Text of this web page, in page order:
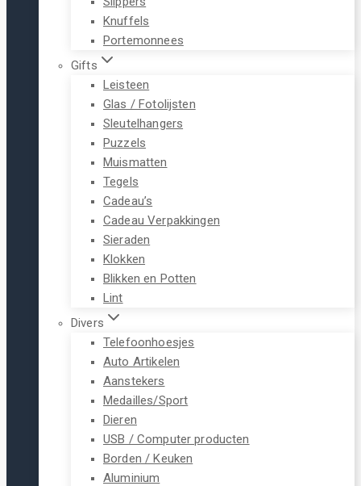
Knuffels
Portemonnees
Gifts
Leisteen
Glas / Fotolijsten
Sleutelhangers
Puzzels
Muismatten
Tegels
Cadeau’s
Cadeau Verpakkingen
Sieraden
Klokken
Blikken en Potten
Lint
Divers
Telefoonhoesjes
Auto Artikelen
Aanstekers
Medailles/Sport
Dieren
USB / Computer producten
Borden / Keuken
Aluminium